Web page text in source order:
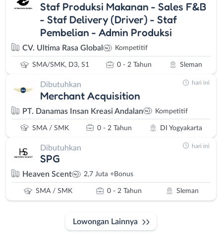
Staf Produksi Makanan - Sales F&B
- Staf Delivery (Driver) - Staf
Pembelian - Admin Produksi
CV. Ultima Rasa Global Kompetitif
SMA/SMK, D3, S1 0 - 2 Tahun Sleman
Dibutuhkan
Merchant Acquisition
PT. Danamas Insan Kreasi Andalan Kompetitif
SMA / SMK 0 - 2 Tahun DI Yogyakarta
hari ini
Dibutuhkan
SPG
Heaven Scent 2,7 Juta +Bonus
SMA / SMK 0 - 2 Tahun Sleman
hari ini
Lowongan Lainnya